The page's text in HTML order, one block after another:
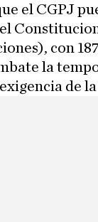
el CGPJ
con
la
de